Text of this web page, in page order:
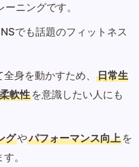
ニングです。
でも話題のフィットネス
身を動かすため、
日常生
柔軟性 を意識したい人にも
グやパフォーマンス向上 を
。